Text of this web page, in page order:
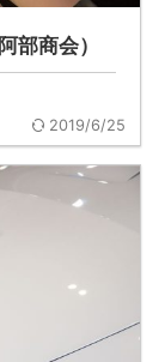
部商会）
2019/6/25